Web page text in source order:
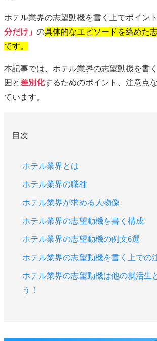
ホテル業界の志望動機を書く上でポイン
分だけ」 の具体的なエピソードを絡めた
です。
本記事では、ホテル業界の志望動機を書
囲と 差別化するためのポイント、注意点
ています。
目次
ホテル業界とは
ホテル業界の職種
ホテル業界が求める人物像
ホテル業界の志望動機を書く構成
ホテル業界の志望動機の例文6選
ホテル業界の志望動機を書く上での
ホテル業界の志望動機は他の就活生
う！